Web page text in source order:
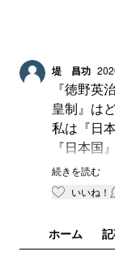
堤 昌功
『徳野英
皇制』は
私は『日
『日本国
だ。
『文鮮明
『御皇室
『徳野英
治家を目
続きを読む
いいね！
ホーム